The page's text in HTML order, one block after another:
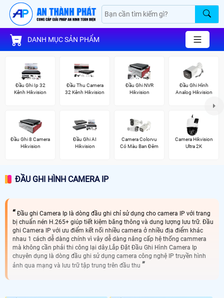
DANH MỤC SẢN PHẨM
Đầu Ghi Ip 32
Kênh Hikvision
Đầu Thu Camera
32 Kênh Hikvision
Đầu Ghi NVR
Hikvision
Đầu Ghi Hình
Analog Hikvision
Đầu Ghi 8 Camera
Hikvision
Đầu Ghi AI
Hikvision
Camera Colorvu
Có Màu Ban Đêm
Camera Hikvision
Ultra 2K
ĐẦU GHI HÌNH CAMERA IP
Đầu ghi Camera Ip là dòng đầu ghi chỉ sử dụng cho camera IP với trang
bị chuẩn nén H.265+ giúp tiết kiệm băng thông và dung lượng lưu trữ. Đầu
ghi Camera IP với ưu điểm kết nối nhiều camera ở nhiều địa điểm khác
nhau 1 cách dễ dàng chính vì vây dễ dàng nâng cấp hệ thống cammera
mà không cần phải thi công lại dây.Lắp Đặt Đầu Ghi Hình Camera Ip
chuyên dụng là dòng đầu ghi sử dụng camera công nghệ IP truyền hình
ảnh qua mạng và lưu trữ tập trung trên đầu thu